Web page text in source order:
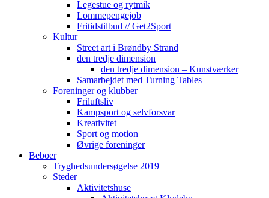
Legestue og rytmik
Lommepengejob
Fritidstilbud // Get2Sport
Kultur
Street art i Brøndby Strand
den tredje dimension
den tredje dimension – Kunstværker
Samarbejdet med Turning Tables
Foreninger og klubber
Friluftsliv
Kampsport og selvforsvar
Kreativitet
Sport og motion
Øvrige foreninger
Beboer
Tryghedsundersøgelse 2019
Steder
Aktivitetshuse